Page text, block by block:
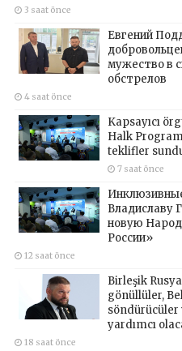
3 saat önce
Евгений
мужество в
обстрелов
4 saat önce
Kapsayıcı
Halk
teklifler
7 saat önce
Владиславу
новую
России»
12 saat önce
Birleşik
gönüllüler,
yardımcı
18 saat önce